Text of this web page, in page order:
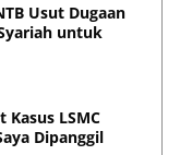
Usut Dugaan
untuk
Kasus LSMC
Dipanggil